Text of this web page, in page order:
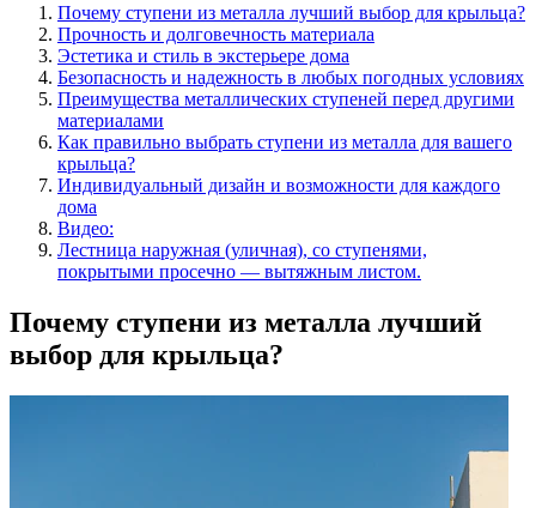
Почему ступени из металла лучший выбор для крыльца?
Прочность и долговечность материала
Эстетика и стиль в экстерьере дома
Безопасность и надежность в любых погодных условиях
Преимущества металлических ступеней перед другими
материалами
Как правильно выбрать ступени из металла для вашего
крыльца?
Индивидуальный дизайн и возможности для каждого
дома
Видео:
Лестница наружная (уличная), со ступенями,
покрытыми просечно — вытяжным листом.
Почему ступени из металла лучший
выбор для крыльца?